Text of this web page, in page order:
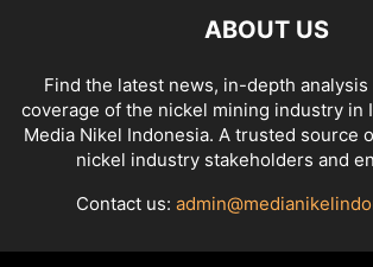
ABOUT US
Find the latest news, in-depth
coverage of the nickel mining industry in
Media Nikel Indonesia. A trusted source
nickel industry stakeholders and
Contact us: